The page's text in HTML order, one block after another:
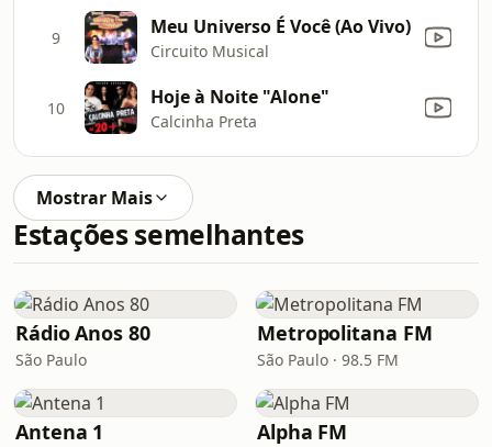
9 Meu Universo É Você (Ao Vivo)
Circuito Musical
10 Hoje à Noite "Alone"
Calcinha Preta
Mostrar Mais
Estações semelhantes
Rádio Anos 80
São Paulo
Metropolitana FM
São Paulo · 98.5 FM
Antena 1 Alpha FM